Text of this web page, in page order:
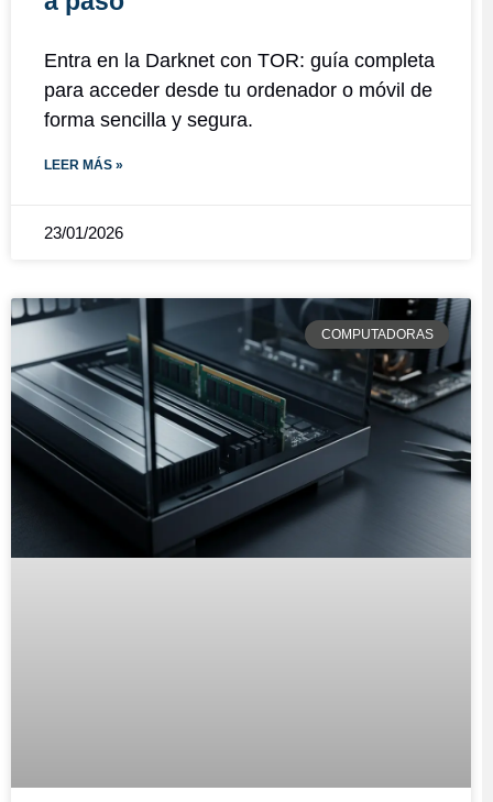
Entra en la Darknet con TOR: guía completa
para acceder desde tu ordenador o móvil de
forma sencilla y segura.
LEER MÁS »
23/01/2026
COMPUTADORAS